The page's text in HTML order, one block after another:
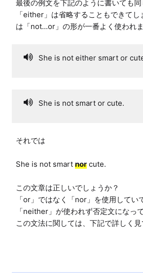
最後の例文を下記のように書いても同
「either」は省略することもできて
は「not...or」の形が一番よく使われま
She is not either smart or
She is not smart or cute.
それでは
She is not smart nor cute.
この文章は正しいでしょうか？
「or」ではなく「nor」を使用してい
「neither」が使われず否定文になっ
この文法に関しては、下記で詳しく見